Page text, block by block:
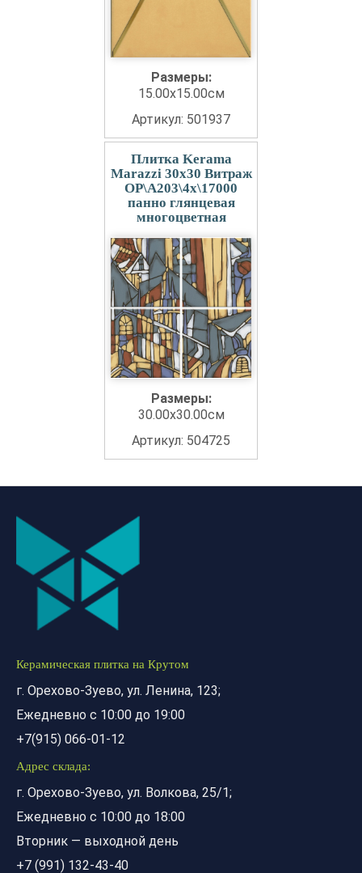
Размеры:
15.00x15.00см
Артикул: 501937
Плитка Kerama
Marazzi 30x30 Витраж
OP\A203\4x\17000
панно глянцевая
многоцветная
Размеры:
30.00x30.00см
Артикул: 504725
Керамическая плитка на Крутом
г. Орехово-Зуево, ул. Ленина, 123;
Ежедневно с 10:00 до 19:00
+7(915) 066-01-12
Адрес склада:
г. Орехово-Зуево, ул. Волкова, 25/1;
Ежедневно с 10:00 до 18:00
Вторник — выходной день
+7 (991) 132-43-40